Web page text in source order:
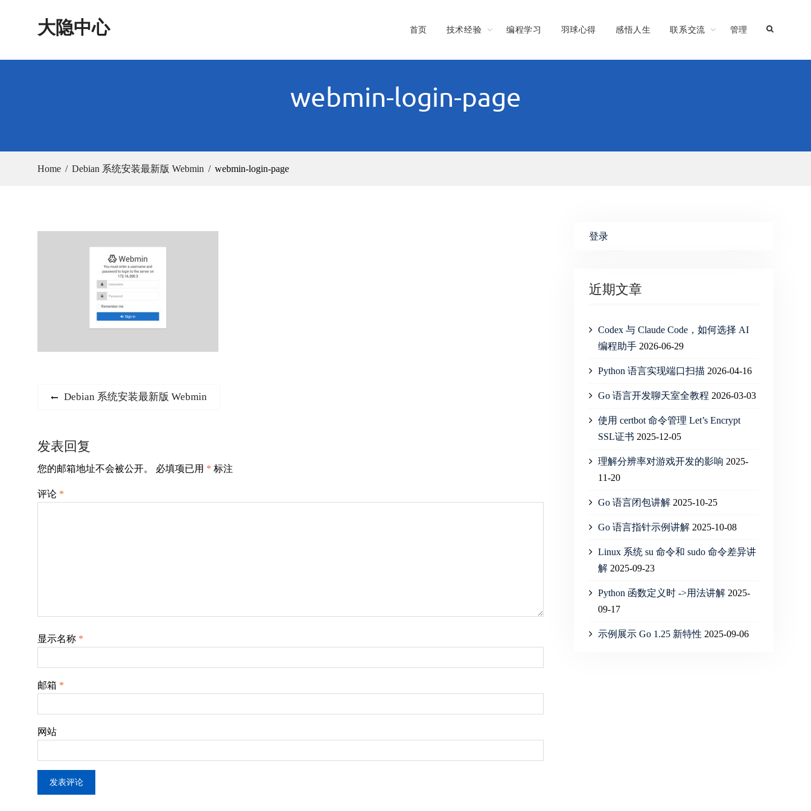
大隐中心 首页 技术经验 编程学习 羽球心得 感悟人生 联系交流 管理
webmin-login-page
Home Debian 系统安装最新版 Webmin webmin-login-page
文
导
航
Previous
Debian 系统安装最新版 Webmin
发表回复
您的邮箱地址不会被公开。 必填项已用 * 标注
评论 *
显示名称 *
邮箱 *
网站
登录
近期文章
Codex 与 Claude Code，如何选择 AI
编程助手 2026-06-29
Python 语言实现端口扫描 2026-04-16
Go 语言开发聊天室全教程 2026-03-03
使用 certbot 命令管理 Let’s Encrypt
SSL证书 2025-12-05
理解分辨率对游戏开发的影响 2025-
11-20
Go 语言闭包讲解 2025-10-25
Go 语言指针示例讲解 2025-10-08
Linux 系统 su 命令和 sudo 命令差异讲
解 2025-09-23
Python 函数定义时 ->用法讲解 2025-
09-17
示例展示 Go 1.25 新特性 2025-09-06